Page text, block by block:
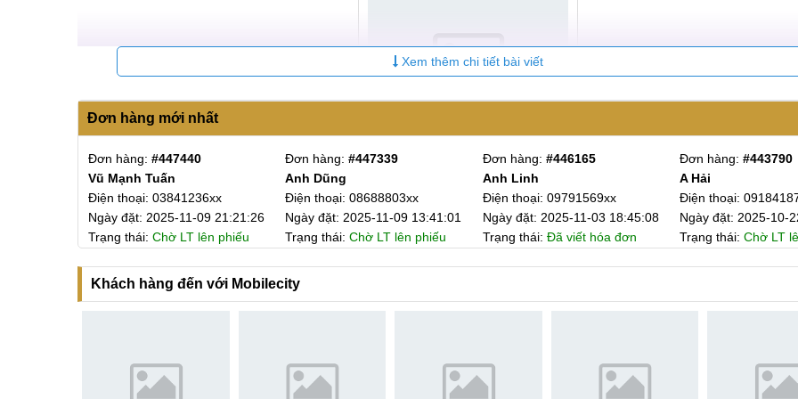
Thay màn hình có làm ảnh hưởng đến chất lượng hiển thị?
Đội ngũ kỹ thuật viên của trung tâm sửa chữa MCCare được đào tạo chuyên nghiệp với kinh nghiệm nhiều năm
sẽ thực hiện một cách cẩn thận và chính xác, đảm bảo rằng màn hình sẽ ổn định sau khi thay thế.
Lưu ý sau khi thay màn hình?
động xấu bên ngoài như va đập mạnh, rơi rớt.
Xem thêm chi tiết bài viết
Đơn hàng mới nhất
Đơn hàng: #447440
Vũ Mạnh Tuấn
Điện thoại: 03841236xx
Ngày đặt: 2025-11-09 21:21:26
Trạng thái: Chờ LT lên phiếu
Đơn hàng:#447339
Anh Dũng
Điện thoại: 08688803xx
Ngày đặt: 2025-11-09 13:41:01
Trạng thái:Chờ LT lên phiếu
Đơn hàng: #446165
Anh Linh
Điện thoại: 09791569xx
Ngày đặt: 2025-11-03 18:45:08
Trạng thái: Đã viết hóa đơn
Đơn hàng: #443790
A Hải
Điện thoại:
Ngày đặt: 2025-10-
Trạng thái: Chờ LT
Khách hàng đến với Mobilecity